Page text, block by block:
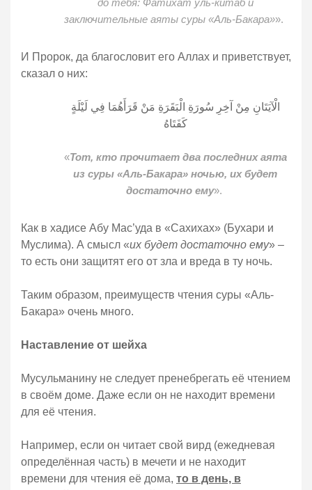
до тебя: Фатихат уль-китаб и
заключительные аяты суры «Аль-Бакара»».
И Пророк, да благословит его Аллах и приветствует,
сказал о них:
الْآيَتَانِ مِنْ آخِرِ سُورَةِ الْبَقَرَةِ مَنْ قَرَأَهُمَا فِي لَيْلَةٍ
كَفَتَاهُ
«Тот, кто прочитает два последних аята
из суры «Аль-Бакара» ночью, их будет
достаточно ему».
Как в хадисе Абу Мас’уда в «Сахихах» (Бухари и
Муслима). А смысл «их будет достаточно ему» –
то есть они защитят его от зла и вреда в ту ночь.
Таким образом, преимуществ чтения суры «Аль-
Бакара» очень много.
Наставление от шейха
Мусульманину не следует пренебрегать её чтением
в своём доме. Даже если он не находит времени
для её чтения.
Например, если он читает свой вирд (ежедневая
определённая часть) в мечети и не находит
времени для чтения её дома, то в день, в